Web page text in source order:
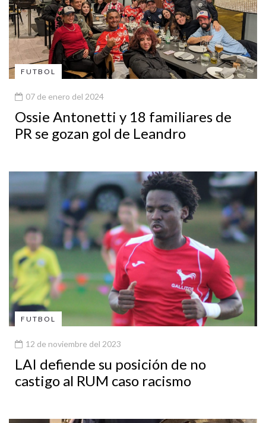
FUTBOL
07 de enero del 2024
Ossie Antonetti y 18 familiares de
PR se gozan gol de Leandro
FUTBOL
12 de noviembre del 2023
LAI defiende su posición de no
castigo al RUM caso racismo